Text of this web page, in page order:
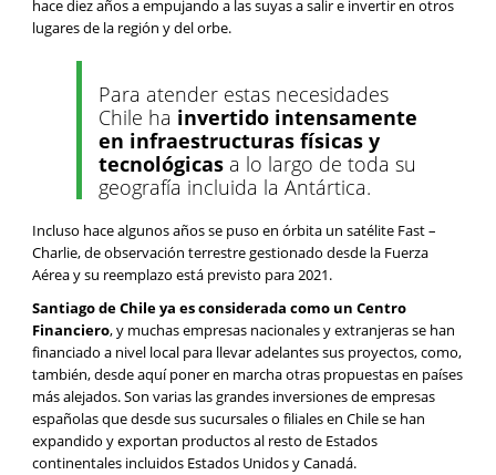
hace diez años a empujando a las suyas a salir e invertir en otros
lugares de la región y del orbe.
Para atender estas necesidades
Chile ha invertido intensamente
en infraestructuras físicas y
tecnológicas a lo largo de toda su
geografía incluida la Antártica.
Incluso hace algunos años se puso en órbita un satélite Fast –
Charlie, de observación terrestre gestionado desde la Fuerza
Aérea y su reemplazo está previsto para 2021.
Santiago de Chile ya es considerada como un Centro
Financiero, y muchas empresas nacionales y extranjeras se han
financiado a nivel local para llevar adelantes sus proyectos, como,
también, desde aquí poner en marcha otras propuestas en países
más alejados. Son varias las grandes inversiones de empresas
españolas que desde sus sucursales o filiales en Chile se han
expandido y exportan productos al resto de Estados
continentales incluidos Estados Unidos y Canadá.